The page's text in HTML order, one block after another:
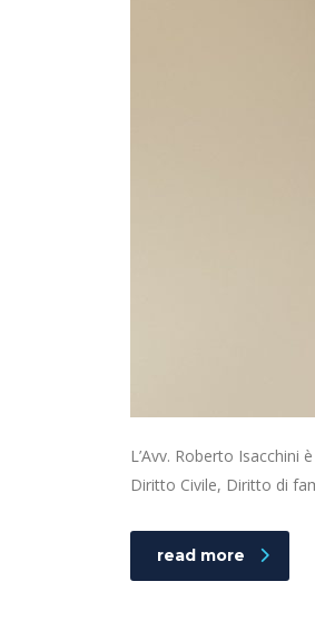
L’Avv. Roberto Isacchini
Diritto Civile, Diritto di
read more